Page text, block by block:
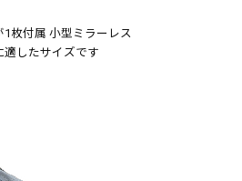
枚付属 小型ミラーレス
適したサイズです